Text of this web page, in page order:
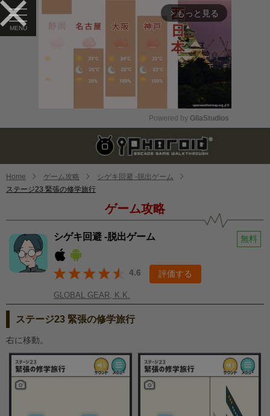
arrow_forward_ios もっと見る
Mute
Powered by GliaStudios
Home ゲーム攻略
シゲキ回避 -脱出ゲーム
ステージ23 緊張の修学旅行
ゲーム攻略
シゲキ回避 -脱出ゲーム 無料
4.6 評価する
GLOBAL GEAR, K.K.
ステージ23 緊張の修学旅行
右に移動。